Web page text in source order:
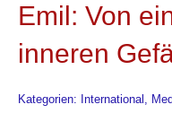
Emil: Von
inneren
Kategorien: International,